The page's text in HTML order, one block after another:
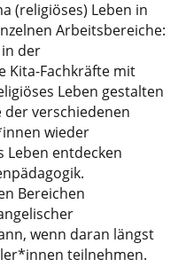
(religiöses) Leben in
Arbeitsbereiche:
der
Kita-Fachkräfte mit
Leben gestalten
der verschiedenen
wieder
Leben entdecken
Bereichen
wenn daran längst
teilnehmen.